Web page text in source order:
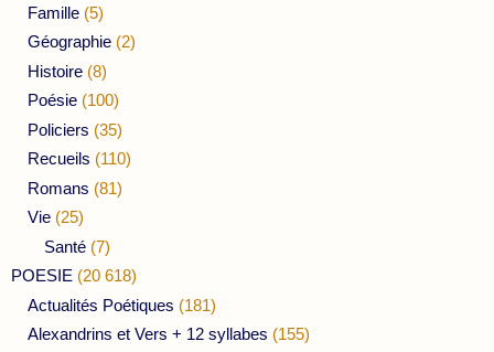
Famille (5)
Géographie (2)
Histoire (8)
Poésie (100)
Policiers (35)
Recueils (110)
Romans (81)
Vie (25)
Santé (7)
POESIE (20 618)
Actualités Poétiques (181)
Alexandrins et Vers + 12 syllabes (155)